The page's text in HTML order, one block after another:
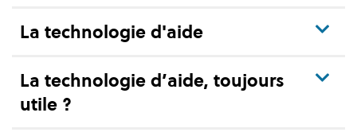
La technologie d'aide
La technologie d’aide, toujours
utile ?